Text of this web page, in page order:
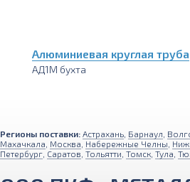
Алюминиевая круглая труба
АД1М бухта
Регионы поставки: Астрахань Барнаул
Махачкала Москва Набережные Челны
Петербург Саратов Тольятти Томск Тула